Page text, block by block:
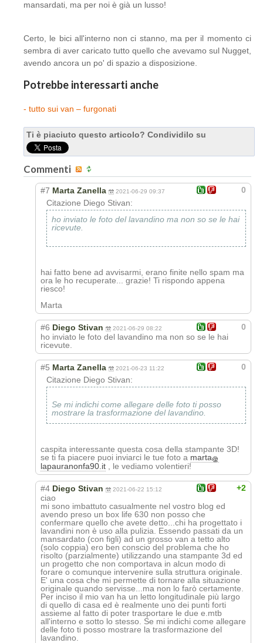
mansardati, ma per noi è già un lusso!
Certo, le bici all'interno non ci stanno, ma per il momento ci
sembra di aver caricato tutto quello che avevamo sul Nugget,
avendo ancora un po' di spazio a disposizione.
Potrebbe interessarti anche
- tutto sui van – furgonati
Ti è piaciuto questo articolo? Condividilo su
Commenti
0
#7 Marta Zanella 2021-06-29 09:37
Citazione Diego Stivan:
ho inviato le foto del lavandino ma non so se le hai
ricevute.
hai fatto bene ad avvisarmi, erano finite nello spam ma
ora le ho recuperate... grazie! Ti rispondo appena
riesco!
Marta
0
#6 Diego Stivan 2021-06-29 08:22
ho inviato le foto del lavandino ma non so se le hai
ricevute.
0
#5 Marta Zanella 2021-06-23 11:22
Citazione Diego Stivan:
Se mi indichi come allegare delle foto ti posso
mostrare la trasformazione del lavandino.
caspita interessante questa cosa della stampante 3D!
se ti fa piacere puoi inviarci le tue foto a marta
lapauranonfa90.it , le vediamo volentieri!
+2
#4 Diego Stivan 2021-06-22 15:12
ciao
mi sono imbattuto casualmente nel vostro blog ed
avendo preso un box life 630 non posso che
confermare quello che avete detto...chi ha progettato i
lavandini non è uso alla pulizia. Essendo passati da un
mansardato (con figli) ad un grosso van a tetto alto
(solo coppia) ero ben conscio del problema che ho
risolto (parzialmente) utilizzando una stampante 3d ed
un progetto che non comportava in alcun modo di
forare o comunque intervenire sulla struttura originale.
E' una cosa che mi permette di tornare alla situazione
originale quando servisse...ma non lo farò certamente.
Per inciso il mio van ha un letto longitudinale più largo
di quello di casa ed è realmente uno dei punti forti
assieme al fatto di poter trasportare le due e.mtb
all'interno e sotto lo stesso. Se mi indichi come allegare
delle foto ti posso mostrare la trasformazione del
lavandino.